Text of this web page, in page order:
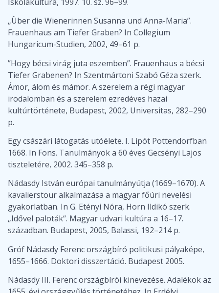
„Über die Wienerinnen Susanna und Anna-Maria”.
Frauenhaus am Tiefer Graben? In Collegium
Hungaricum-Studien, 2002, 49–61 p.
”Hogy bécsi virág juta eszemben”. Frauenhaus a bécsi
Tiefer Grabenen? In Szentmártoni Szabó Géza szerk.
Ámor, álom és mámor. A szerelem a régi magyar
irodalomban és a szerelem ezredéves hazai
kultúrtörténete, Budapest, 2002, Universitas, 282–290
p.
Egy császári látogatás utóélete. I. Lipót Pottendorfban
1668. In Fons. Tanulmányok a 60 éves Gecsényi Lajos
tiszteletére, 2002. 345–358 p.
Nádasdy István európai tanulmányútja (1669–1670). A
kavalierstour alkalmazása a magyar főúri nevelési
gyakorlatban. In G. Etényi Nóra, Horn Ildikó szerk.
„Idővel paloták“. Magyar udvari kultúra a 16–17.
században. Budapest, 2005, Balassi, 192–214 p.
Gróf Nádasdy Ferenc országbíró politikusi pályaképe,
1655–1666. Doktori disszertáció. Budapest 2005.
Nádasdy III. Ferenc országbírói kinevezése. Adalékok az